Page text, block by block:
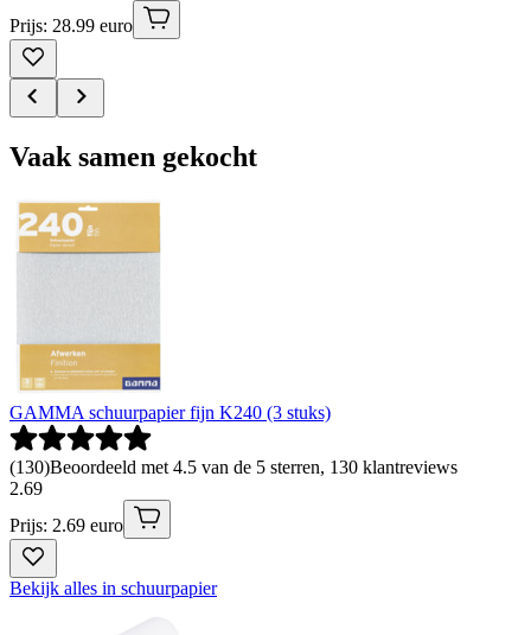
Prijs: 28.99 euro
Vaak samen gekocht
GAMMA schuurpapier fijn K240 (3 stuks)
(130)Beoordeeld met 4.5 van de 5 sterren, 130 klantreviews
2.69
Prijs: 2.69 euro
Bekijk alles in schuurpapier